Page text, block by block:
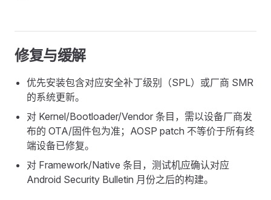
修复与缓解
优先安装包含对应安全补丁级别（SPL）或厂商 SMR
的系统更新。
对 Kernel/Bootloader/Vendor 条目，需以设备厂商发
布的 OTA/固件包为准；AOSP patch 不等价于所有终
端设备已修复。
对 Framework/Native 条目，测试机应确认对应
Android Security Bulletin 月份之后的构建。